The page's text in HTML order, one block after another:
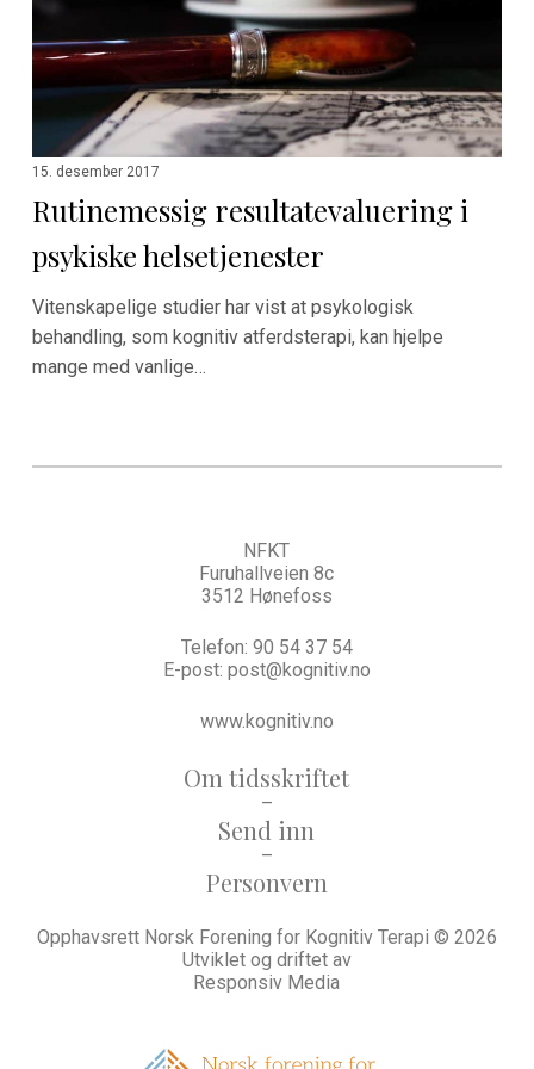
15. desember 2017
Rutinemessig resultatevaluering i
psykiske helsetjenester
Vitenskapelige studier har vist at psykologisk
behandling, som kognitiv atferdsterapi, kan hjelpe
mange med vanlige…
Om tidsskriftet
–
Send inn
–
Personvern
Opphavsrett Norsk Forening for Kognitiv Terapi © 2026
Utviklet og driftet av
Responsiv Media
NFKT
Furuhallveien 8c
3512 Hønefoss
Telefon: 90 54 37 54
E-post: post@kognitiv.no
www.kognitiv.no